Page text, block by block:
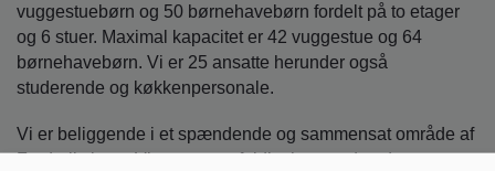
vuggestuebørn og 50 børnehavebørn fordelt på to etager
og 6 stuer. Maximal kapacitet er 42 vuggestue og 64
børnehavebørn. Vi er 25 ansatte herunder også
studerende og køkkenpersonale.
Vi er beliggende i et spændende og sammensat område af
Frederiksberg. Vi er et mangfoldigt hus med god